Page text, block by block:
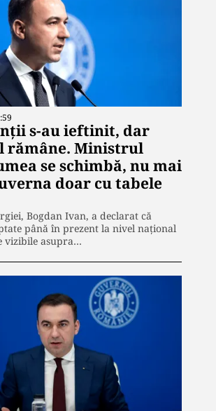
s-au ieftinit, dar
rămâne. Ministrul
se schimbă, nu mai
doar cu tabele
Bogdan Ivan, a declarat că
până în prezent la nivel național
vizibile asupra…